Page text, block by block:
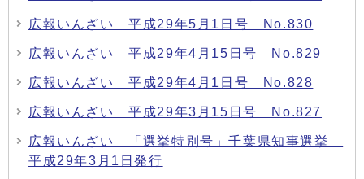
広報いんざい 平成29年5月1日号 No.830
広報いんざい 平成29年4月15日号 No.829
広報いんざい 平成29年4月1日号 No.828
広報いんざい 平成29年3月15日号 No.827
広報いんざい 「選挙特別号」千葉県知事選挙
平成29年3月1日発行